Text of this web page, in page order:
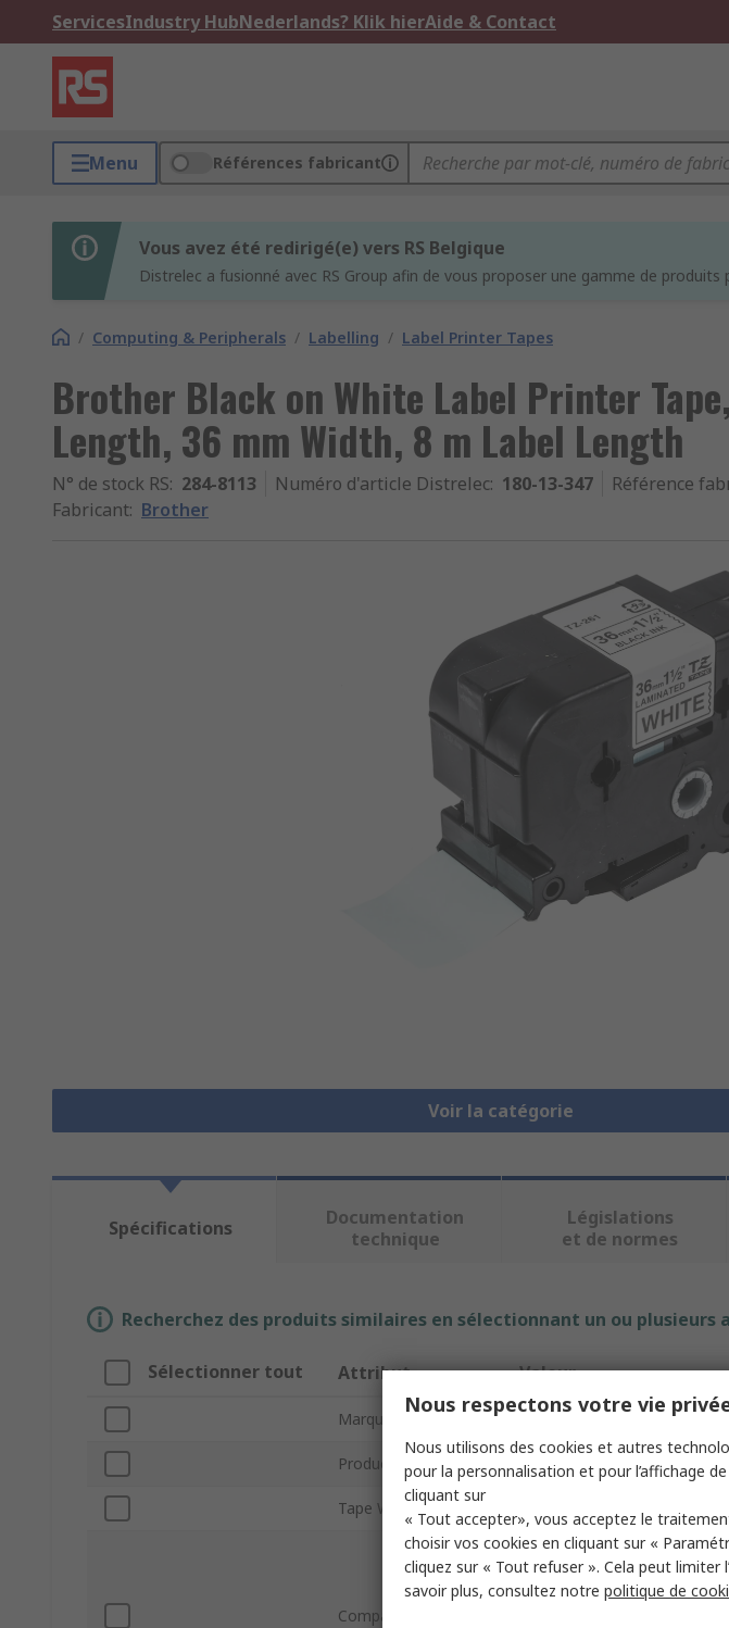
ServicesIndustry HubNederlands? Klik hierAide & Contact
Menu Références fabricant
Vous avez été redirigé(e) vers RS Belgique
Distrelec a fusionné avec RS Group afin de vous proposer une gamme de
/ Computing & Peripherals / Labelling / Label Printer Tapes
Brother Black on White Label Printer
Length, 36 mm Width, 8 m Label Length
N° de stock RS: 284-8113 Numéro d'article Distrelec: 180-13-347 Référence
Fabricant: Brother
Voir la catégorie
Spécifications
Documentation
technique
Législations
et de normes
Recherchez des produits similaires en sélectionnant un ou plusieurs
Sélectionner tout Attribut Valeur
Marque
Product Type Label Printer Tape
Tape Width
Compatible Printers
H 105 WB, P-Touch 1005
200, P-Touch 900, P-Touch
Touch 550, E 550 W VP, P-
Nous respectons votre vie
Nous utilisons des cookies et autres
pour la personnalisation et pour l’affichage
cliquant sur
« Tout accepter», vous acceptez le
choisir vos cookies en cliquant sur «
cliquez sur « Tout refuser ». Cela peut limiter
savoir plus, consultez notre politique de